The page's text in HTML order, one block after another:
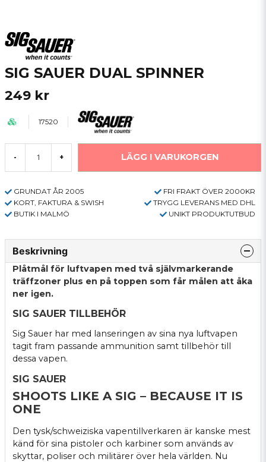
SIG SAUER DUAL SPINNER
249 kr
17520
- + LÄGG I VARUKORGEN
GRUNDAT ÅR 2005
FRI FRAKT ÖVER 2000KR
KORT, FAKTURA & SWISH
TRYGG LEVERANS MED DHL
BUTIK I MALMÖ
UNIKT PRODUKTUTBUD
Beskrivning
Plåtmål för luftvapen med två självmarkerande
träffzoner plus en på toppen som får målen att åka
ner igen.
SIG SAUER TILLBEHÖR
Sig Sauer har med lanseringen av sina nya luftvapen
tagit fram passande ammunition samt tillbehör till
dessa vapen.
SIG SAUER
SHOOTS LIKE A SIG – BECAUSE IT IS
ONE
Den tysk/schweiziska vapentillverkaren är kanske mest
känd för sina pistoler och karbiner som används av
skyttar, poliser och militärer över hela världen. Nu